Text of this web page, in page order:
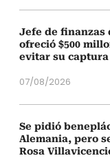
Jefe de finanzas
ofreció $500
evitar su captura
07/08/2026
Se pidió
Alemania, pero
Rosa